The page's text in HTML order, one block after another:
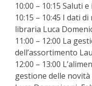
10:00 – 10:15 Saluti
10:15 – 10:45 I dati
libraria Luca
11:00 – 12:00 La
dell’assortimento
12:00 – 13:00
gestione delle